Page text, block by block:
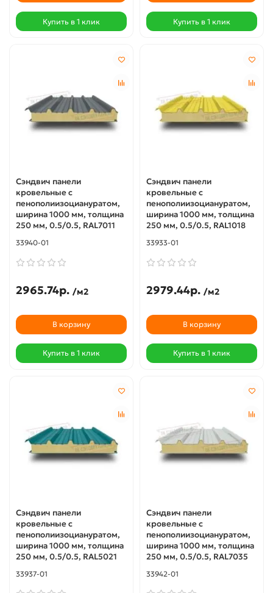
Купить в 1 клик Купить в 1 клик
Сэндвич панели
кровельные с
пенополиизоциануратом,
ширина 1000 мм, толщина
250 мм, 0.5/0.5, RAL7011
33940-01
2965.74р. /м2
В корзину
Купить в 1 клик
Сэндвич панели
кровельные с
пенополиизоциануратом,
ширина 1000 мм, толщина
250 мм, 0.5/0.5, RAL1018
33933-01
2979.44р. /м2
В корзину
Купить в 1 клик
Сэндвич панели
кровельные с
пенополиизоциануратом,
ширина 1000 мм, толщина
250 мм, 0.5/0.5, RAL5021
33937-01
Сэндвич панели
кровельные с
пенополиизоциануратом,
ширина 1000 мм, толщина
250 мм, 0.5/0.5, RAL7035
33942-01